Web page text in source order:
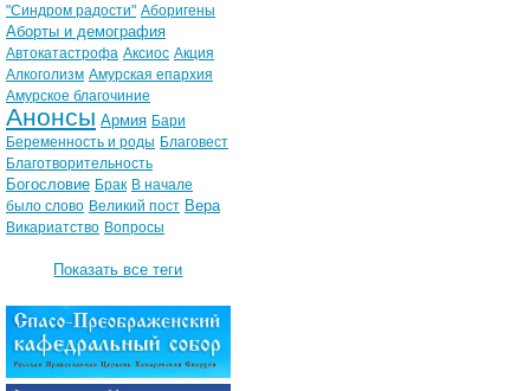
"Синдром радости" Аборигены
Аборты и демография
Автокатастрофа Аксиос Акция
Алкоголизм Амурская епархия
Амурское благочиние
Анонсы Армия Бари
Беременность и роды Благовест
Благотворительность
Богословие Брак В начале
было слово Великий пост Вера
Викариатство Вопросы
Показать все теги